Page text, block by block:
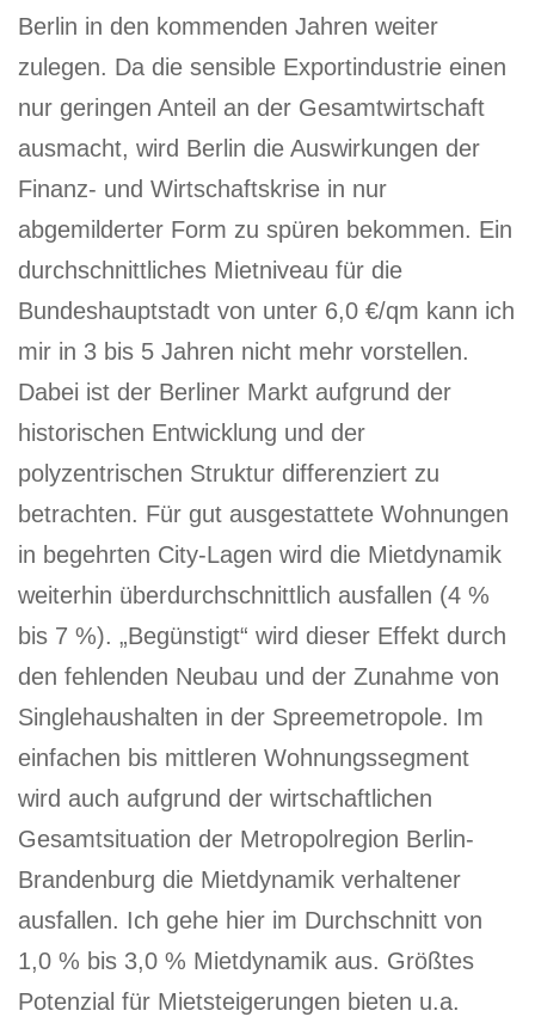
Berlin in den kommenden Jahren weiter
zulegen. Da die sensible Exportindustrie einen
nur geringen Anteil an der Gesamtwirtschaft
ausmacht, wird Berlin die Auswirkungen der
Finanz- und Wirtschaftskrise in nur
abgemilderter Form zu spüren bekommen. Ein
durchschnittliches Mietniveau für die
Bundeshauptstadt von unter 6,0 €/qm kann ich
mir in 3 bis 5 Jahren nicht mehr vorstellen.
Dabei ist der Berliner Markt aufgrund der
historischen Entwicklung und der
polyzentrischen Struktur differenziert zu
betrachten. Für gut ausgestattete Wohnungen
in begehrten City-Lagen wird die Mietdynamik
weiterhin überdurchschnittlich ausfallen (4 %
bis 7 %). „Begünstigt“ wird dieser Effekt durch
den fehlenden Neubau und der Zunahme von
Singlehaushalten in der Spreemetropole. Im
einfachen bis mittleren Wohnungssegment
wird auch aufgrund der wirtschaftlichen
Gesamtsituation der Metropolregion Berlin-
Brandenburg die Mietdynamik verhaltener
ausfallen. Ich gehe hier im Durchschnitt von
1,0 % bis 3,0 % Mietdynamik aus. Größtes
Potenzial für Mietsteigerungen bieten u.a.